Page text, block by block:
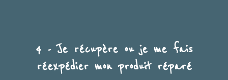
4 - Je récupère ou je me fais
réexpédier mon produit réparé